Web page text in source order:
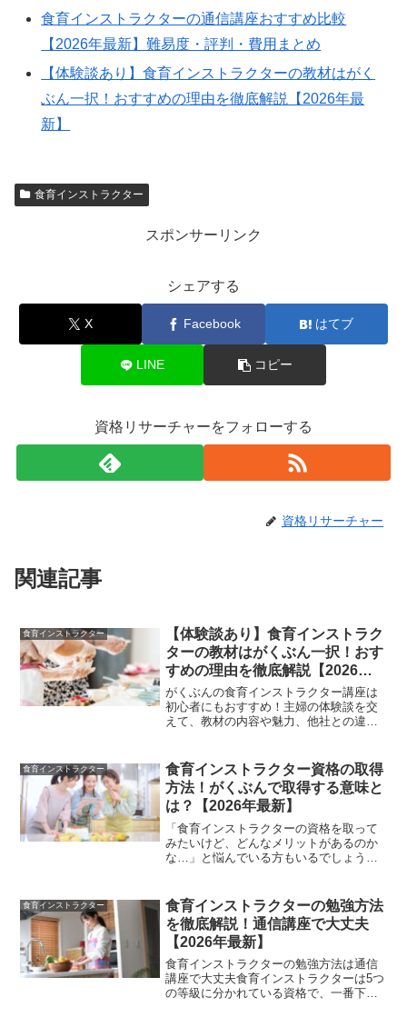
食育インストラクターの通信講座おすすめ比較
【2026年最新】難易度・評判・費用まとめ
【体験談あり】食育インストラクターの教材はがく
ぶん一択！おすすめの理由を徹底解説【2026年最
新】
食育インストラクター
スポンサーリンク
シェアする
X Facebook はてブ
LINE コピー
資格リサーチャーをフォローする
資格リサーチャー
関連記事
食育インストラクター
【体験談あり】食育インストラク
ターの教材はがくぶん一択！おす
すめの理由を徹底解説【2026年
最新】
がくぶんの食育インストラクター講座は
初心者にもおすすめ！主婦の体験談を交
えて、教材の内容や魅力、他社との違い
食育インストラクター
食育インストラクター資格の取得
方法！がくぶんで取得する意味と
は？【2026年最新】
「食育インストラクターの資格を取って
みたいけど、どんなメリットがあるのか
な…」と悩んでいる方もいるでしょう。
です。食育インストラクターの資格を取
得することで、食に関する...
食育インストラクター
食育インストラクターの勉強方法
を徹底解説！通信講座で大丈夫
【2026年最新】
食育インストラクターの勉強方法は通信
講座で大丈夫食育インストラクターは5つ
の等級に分かれている資格で、一番下に